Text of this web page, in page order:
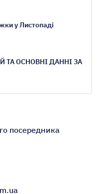
у Листопаді
ТА ОСНОВНІ ДАННІ ЗА
посередника